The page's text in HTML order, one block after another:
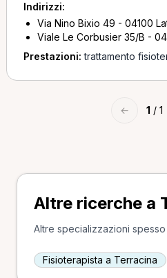
Indirizzi:
Via Nino Bixio 49 - 04100
Viale Le Corbusier 35/B -
Prestazioni:trattamento
← 1 / 1
Altre ricerche a
Altre specializzazioni
Fisioterapista a Terracina